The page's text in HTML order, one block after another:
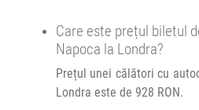
Autocar EuroFRATELLO :
Afiseaza itinerariu
Care este prețul biletul
Napoca la Londra?
Prețul unei călători cu
Londra este de 928 RON.